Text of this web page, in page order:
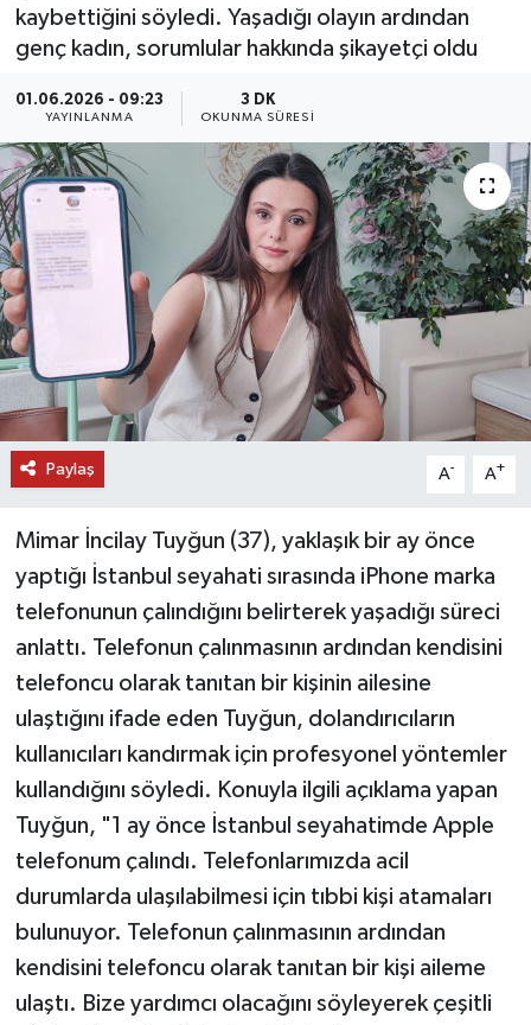
kaybettiğini söyledi. Yaşadığı olayın ardından
genç kadın, sorumlular hakkında şikayetçi oldu
01.06.2026 - 09:23
YAYINLANMA
3 DK
OKUNMA SÜRESI
Paylaş A- A+
Mimar İncilay Tuyğun (37), yaklaşık bir ay önce
yaptığı İstanbul seyahati sırasında iPhone marka
telefonunun çalındığını belirterek yaşadığı süreci
anlattı. Telefonun çalınmasının ardından kendisini
telefoncu olarak tanıtan bir kişinin ailesine
ulaştığını ifade eden Tuyğun, dolandırıcıların
kullanıcıları kandırmak için profesyonel yöntemler
kullandığını söyledi. Konuyla ilgili açıklama yapan
Tuyğun, "1 ay önce İstanbul seyahatimde Apple
telefonum çalındı. Telefonlarımızda acil
durumlarda ulaşılabilmesi için tıbbi kişi atamaları
bulunuyor. Telefonun çalınmasının ardından
kendisini telefoncu olarak tanıtan bir kişi aileme
ulaştı. Bize yardımcı olacağını söyleyerek çeşitli
SAĞLIK
DÜNYA
EĞİTİM
TURİZM
RÖPORTAJ
VİDEO HABERLER
YAZARLAR
RESMİ İLAN
MAGAZİN